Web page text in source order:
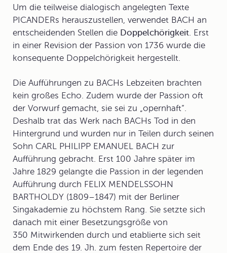
Um die teilweise dialogisch angelegten Texte
PICANDERs herauszustellen, verwendet BACH an
entscheidenden Stellen die Doppelchörigkeit. Erst
in einer Revision der Passion von 1736 wurde die
konsequente Doppelchörigkeit hergestellt.
Die Aufführungen zu BACHs Lebzeiten brachten
kein großes Echo. Zudem wurde der Passion oft
der Vorwurf gemacht, sie sei zu „opernhaft“.
Deshalb trat das Werk nach BACHs Tod in den
Hintergrund und wurden nur in Teilen durch seinen
Sohn CARL PHILIPP EMANUEL BACH zur
Aufführung gebracht. Erst 100 Jahre später im
Jahre 1829 gelangte die Passion in der legenden
Aufführung durch FELIX MENDELSSOHN
BARTHOLDY (1809–1847) mit der Berliner
Singakademie zu höchstem Rang. Sie setzte sich
danach mit einer Besetzungsgröße von
350 Mitwirkenden durch und etablierte sich seit
dem Ende des 19. Jh. zum festen Repertoire der